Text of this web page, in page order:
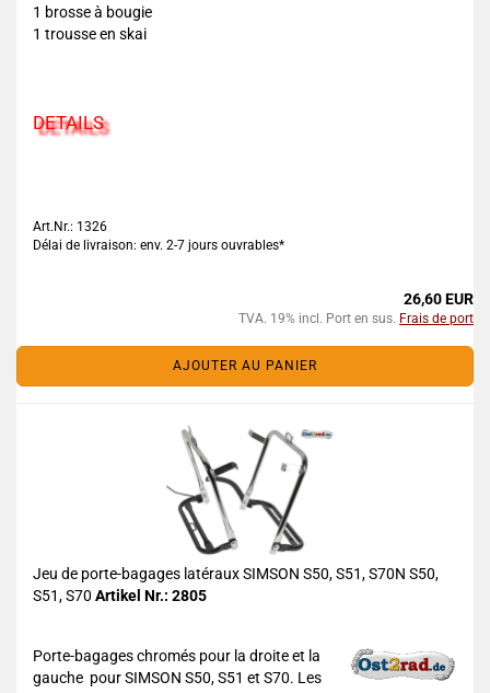
1 brosse à bougie
1 trousse en skai
DETAILS
Art.Nr.: 1326
Délai de livraison: env. 2-7 jours ouvrables*
26,60 EUR
TVA. 19% incl. Port en sus. Frais de port
AJOUTER AU PANIER
Jeu de porte-bagages latéraux SIMSON S50, S51, S70N S50,
S51, S70 Artikel Nr.: 2805
Porte-bagages chromés pour la droite et la
gauche pour SIMSON S50, S51 et S70. Les